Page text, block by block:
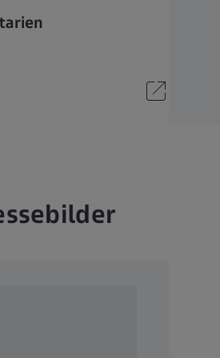
von ZEISS sind die
investiert 13% seines Umsatzes in